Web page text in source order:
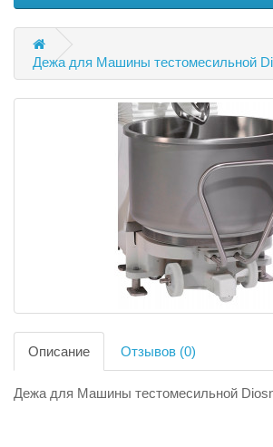
Дежа для Машины тестомесильной
Описание Отзывов (0)
Дежа для Машины тестомесильной